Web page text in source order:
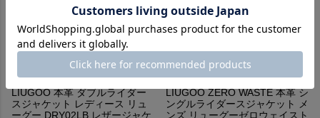
LIUGOO 本革 ダブルライダー
スジャケット レディース リュ
ーグー DRY02LB レザージャケ
【訳あり革】シープスキンのカジュア
LIUGOO ZERO WASTE 本革 シ
ングルライダースジャケット メ
ンズ リューグーゼロウェイスト